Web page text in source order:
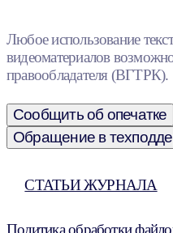
Любое использование
видеоматериалов
правообладателя (ВГТРК).
Сообщить об опечатке
Обращение в
СТАТЬИ ЖУРНАЛА